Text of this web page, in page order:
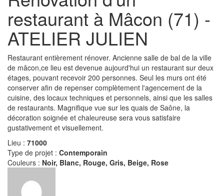
restaurant à Mâcon (71) -
ATELIER JULIEN
Restaurant entièrement rénover. Ancienne salle de bal de la ville
de mâcon,ce lieu est devenue aujourd'hui un restaurant sur deux
étages, pouvant recevoir 200 personnes. Seul les murs ont été
conserver afin de repenser complètement l'agencement de la
cuisine, des locaux techniques et personnels, ainsi que les salles
de restaurants. Magnifique vue sur les quais de Saône, la
décoration soignée et chaleureuse sera vous satisfaire
gustativement et visuellement.
Lieu : 71000
Type de projet : Contemporain
Couleurs : Noir, Blanc, Rouge, Gris, Beige, Rose